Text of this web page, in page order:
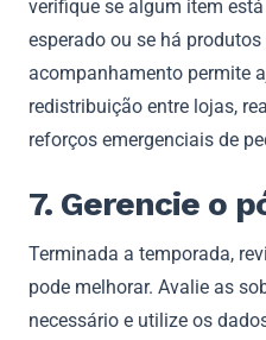
verifique se algum item
esperado ou se há
acompanhamento permite
redistribuição entre lojas,
reforços emergenciais de
7. Gerencie o
Terminada a temporada,
pode melhorar. Avalie as
necessário e utilize os